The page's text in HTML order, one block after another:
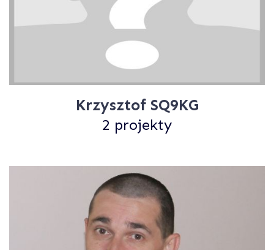
Krzysztof SQ9KG
2 projekty